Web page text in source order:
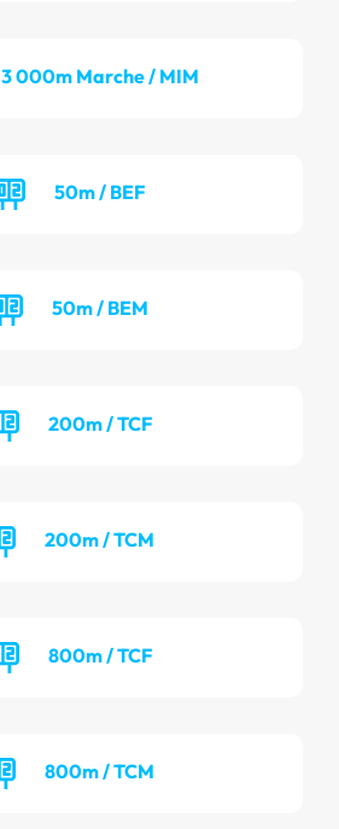
3 000m Marche / MIM
50m / BEF
50m / BEM
200m / TCF
200m / TCM
800m / TCF
800m / TCM